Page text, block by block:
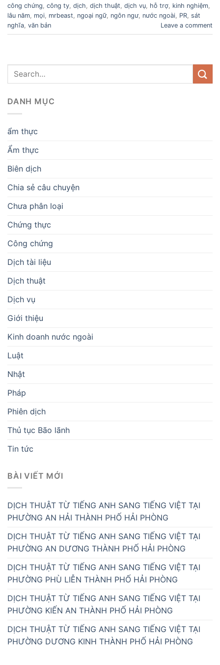
công chứng công ty dịch dịch thuật dịch vụ hỗ trợ kinh nghiệm
lâu năm mọi mrbeast ngoại ngữ ngôn ngư nước ngoài PR sát
nghĩa văn bản Leave a comment
DANH MỤC
ẩm thực
Ẩm thực
Biên dịch
Chia sẻ câu chuyện
Chưa phân loại
Chứng thực
Công chứng
Dịch tài liệu
Dịch thuật
Dịch vụ
Giới thiệu
Kinh doanh nước ngoài
Luật
Nhật
Pháp
Phiên dịch
Thủ tục Bão lãnh
Tin tức
BÀI VIẾT MỚI
DỊCH THUẬT TỪ TIẾNG ANH SANG TIẾNG VIỆT TẠI
PHƯỜNG AN HẢI THÀNH PHỐ HẢI PHÒNG
DỊCH THUẬT TỪ TIẾNG ANH SANG TIẾNG VIỆT TẠI
PHƯỜNG AN DƯƠNG THÀNH PHỐ HẢI PHÒNG
DỊCH THUẬT TỪ TIẾNG ANH SANG TIẾNG VIỆT TẠI
PHƯỜNG PHÙ LIỄN THÀNH PHỐ HẢI PHÒNG
DỊCH THUẬT TỪ TIẾNG ANH SANG TIẾNG VIỆT TẠI
PHƯỜNG KIẾN AN THÀNH PHỐ HẢI PHÒNG
DỊCH THUẬT TỪ TIẾNG ANH SANG TIẾNG VIỆT TẠI
PHƯỜNG DƯƠNG KINH THÀNH PHỐ HẢI PHÒNG